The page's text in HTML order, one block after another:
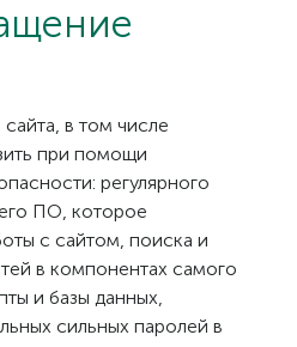
в том числе
при помощи
регулярного
ПО, которое
с сайтом, поиска и
в компонентах самого
и базы данных,
сильных паролей в